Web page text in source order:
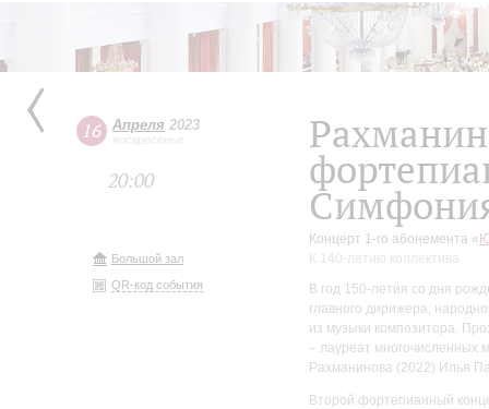
16 Апреля 2023
воскресенье
20:00
Большой зал
QR-код события
Концерт 1-го абонемента «
К 140-летию коллектива
В год 150-летия со дня
главного дирижера,
из музыки композитора.
– лауреат многочисленных
Рахманинова (2022) Илья
Второй фортепианный